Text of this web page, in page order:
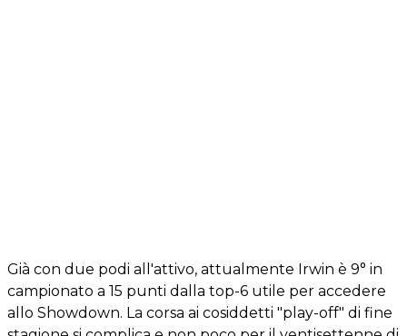
Già con due podi all'attivo, attualmente Irwin è 9° in
campionato a 15 punti dalla top-6 utile per accedere
allo Showdown. La corsa ai cosiddetti "play-off" di fine